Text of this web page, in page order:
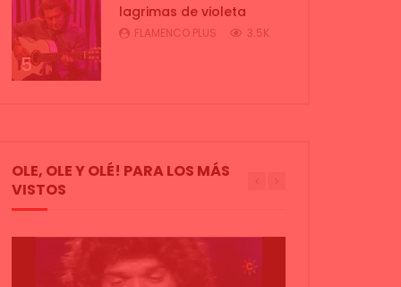
5
lagrimas de violeta
FLAMENCO PLUS 3.5K
OLE, OLE Y OLÉ! PARA LOS MÁS
VISTOS